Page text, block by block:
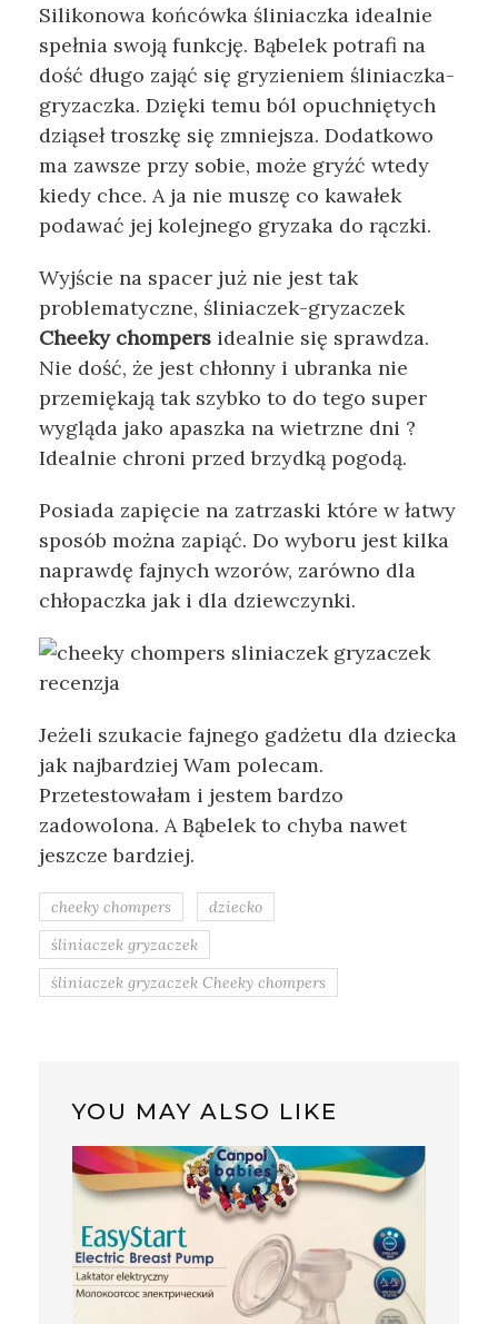
Silikonowa końcówka śliniaczka idealnie
spełnia swoją funkcję. Bąbelek potrafi na
dość długo zająć się gryzieniem śliniaczka-
gryzaczka. Dzięki temu ból opuchniętych
dziąseł troszkę się zmniejsza. Dodatkowo
ma zawsze przy sobie, może gryźć wtedy
kiedy chce. A ja nie muszę co kawałek
podawać jej kolejnego gryzaka do rączki.
Wyjście na spacer już nie jest tak
problematyczne, śliniaczek-gryzaczek
Cheeky chompers idealnie się sprawdza.
Nie dość, że jest chłonny i ubranka nie
przemiękają tak szybko to do tego super
wygląda jako apaszka na wietrzne dni ?
Idealnie chroni przed brzydką pogodą.
Posiada zapięcie na zatrzaski które w łatwy
sposób można zapiąć. Do wyboru jest kilka
naprawdę fajnych wzorów, zarówno dla
chłopaczka jak i dla dziewczynki.
Jeżeli szukacie fajnego gadżetu dla dziecka
jak najbardziej Wam polecam.
Przetestowałam i jestem bardzo
zadowolona. A Bąbelek to chyba nawet
jeszcze bardziej.
cheeky chompers
dziecko
śliniaczek gryzaczek
śliniaczek gryzaczek Cheeky chompers
YOU MAY ALSO LIKE